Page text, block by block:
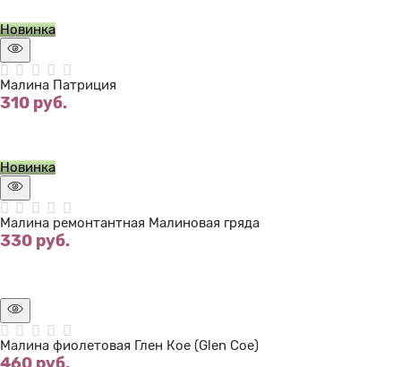
Новинка
Малина Патриция
310 руб.
Новинка
Малина ремонтантная Малиновая гряда
330 руб.
Малина фиолетовая Глен Кое (Glen Coe)
460 руб.